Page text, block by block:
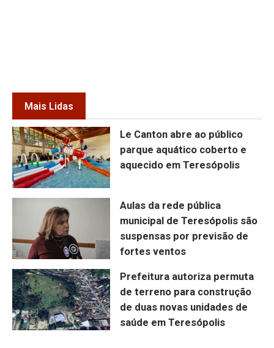
Mais Lidas
Le Canton abre ao público
parque aquático coberto e
aquecido em Teresópolis
Aulas da rede pública
municipal de Teresópolis são
suspensas por previsão de
fortes ventos
Prefeitura autoriza permuta
de terreno para construção
de duas novas unidades de
saúde em Teresópolis